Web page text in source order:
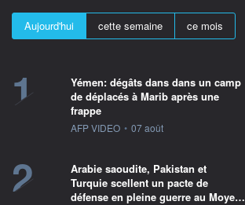
Aujourd'hui cette semaine ce mois
1
Yémen: dégâts dans dans un camp
de déplacés à Marib après une
frappe
information fournie par
AFP VIDEO • 07 août
2
Arabie saoudite, Pakistan et
Turquie scellent un pacte de
défense en pleine guerre au Moye…